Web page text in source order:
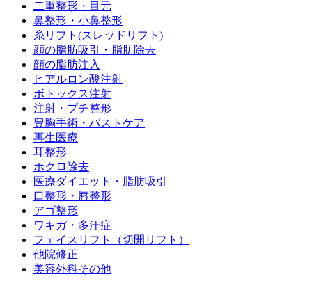
二重整形・目元
鼻整形・小鼻整形
糸リフト(スレッドリフト)
顔の脂肪吸引・脂肪除去
顔の脂肪注入
ヒアルロン酸注射
ボトックス注射
注射・プチ整形
豊胸手術・バストケア
再生医療
耳整形
ホクロ除去
医療ダイエット・脂肪吸引
口整形・唇整形
アゴ整形
ワキガ・多汗症
フェイスリフト（切開リフト）
他院修正
美容外科その他